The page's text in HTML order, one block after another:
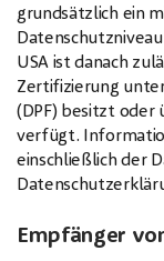
grundsätzlich ein
USA ist danach
Zertifizierung
(DPF) besitzt oder
verfügt.
einschließlich der
Empfänger